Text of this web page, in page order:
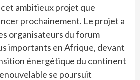
cet ambitieux projet que
prochainement. Le projet a
organisateurs du forum
importants en Afrique, devant
énergétique du continent
se poursuit